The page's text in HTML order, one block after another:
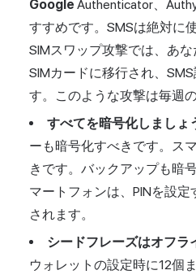
Google Authenticator、
すすめです。SMSは絶対に
SIMスワップ攻撃では、あ
SIMカードに移行され、
す。このような攻撃は毎週
すべてを暗号化しましょ
ーも暗号化すべきです。ス
きです。バックアップも暗
マートフォンは、PINを設
されます。
シードフレーズはオフラ
ウォレットの設定時に12個